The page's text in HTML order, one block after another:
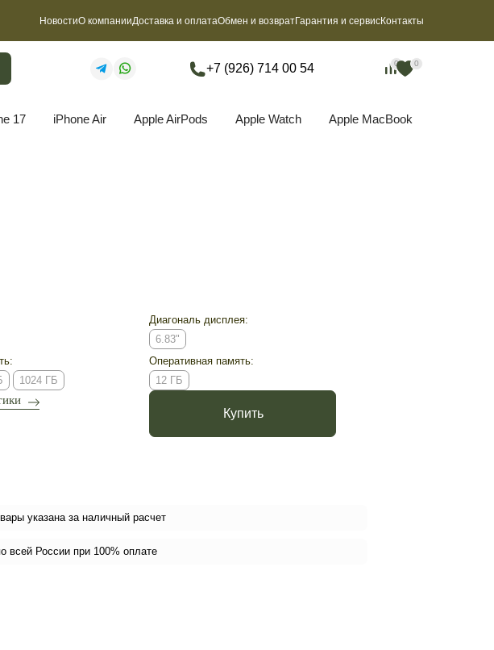
НовостиО компанииДоставка и оплатаОбмен и возвратГарантия и сервисКонтакты
+7 (926) 714 00 54 0 0
17 iPhone Air Apple AirPods Apple Watch Apple MacBook
0 0
Диагональ дисплея:
6.83"
1024 ГБ
Оперативная память:
12 ГБ
Купить
указана за наличный расчет
всей России при 100% оплате